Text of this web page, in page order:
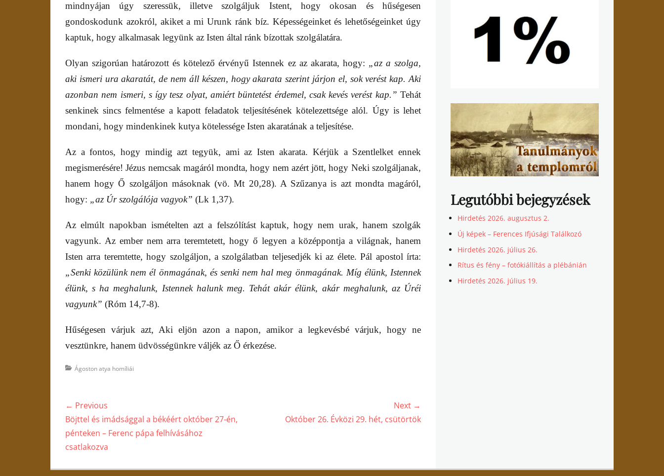
mindnyájan úgy szeressük, illetve szolgáljuk Istent, hogy okosan és hűségesen
gondoskodunk azokról, akiket a mi Urunk ránk bíz. Képességeinket és lehetőségeinket úgy
kaptuk, hogy alkalmasak legyünk az Isten által ránk bízottak szolgálatára.
Olyan szigorúan határozott és kötelező érvényű Istennek ez az akarata, hogy: „az a szolga,
aki ismeri ura akaratát, de nem áll készen, hogy akarata szerint járjon el, sok verést kap. Aki
azonban nem ismeri, s így tesz olyat, amiért büntetést érdemel, csak kevés verést kap.” Tehát
senkinek sincs felmentése a kapott feladatok teljesítésének kötelezettsége alól. Úgy is lehet
mondani, hogy mindenkinek kutya kötelessége Isten akaratának a teljesítése.
Az a fontos, hogy mindig azt tegyük, ami az Isten akarata. Kérjük a Szentlelket ennek
megismerésére! Jézus nemcsak magáról mondta, hogy nem azért jött, hogy Neki szolgáljanak,
hanem hogy Ő szolgáljon másoknak (vö. Mt 20,28). A Szűzanya is azt mondta magáról,
hogy: „az Úr szolgálója vagyok” (Lk 1,37).
Az elmúlt napokban ismételten azt a felszólítást kaptuk, hogy nem urak, hanem szolgák
vagyunk. Az ember nem arra teremtetett, hogy ő legyen a középpontja a világnak, hanem
Isten arra teremtette, hogy szolgáljon, a szolgálatban teljesedjék ki az élete. Pál apostol írta:
„Senki közülünk nem él önmagának, és senki nem hal meg önmagának. Míg élünk, Istennek
élünk, s ha meghalunk, Istennek halunk meg. Tehát akár élünk, akár meghalunk, az Úréi
vagyunk” (Róm 14,7-8).
Hűségesen várjuk azt, Aki eljön azon a napon, amikor a legkevésbé várjuk, hogy ne
vesztünkre, hanem üdvösségünkre váljék az Ő érkezése.
Categories
Ágoston atya homíliái
Bejegyzés
navigáció
← Previous
Previous
post:
Böjttel és imádsággal a békéért október 27-én,
pénteken – Ferenc pápa felhívásához
csatlakozva
Next →
Október 26. Évközi 29. hét, csütörtök
Legutóbbi bejegyzések
Hirdetés 2026. augusztus 2.
Új képek – Ferences Ifjúsági Találkozó
Hirdetés 2026. július 26.
Rítus és fény – fotókiállítás a plébánián
Hirdetés 2026. július 19.